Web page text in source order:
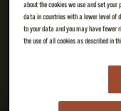
about the cookies we use and set your
data in countries with a lower level of
to your data and you may have fewer
the use of all cookies as described in